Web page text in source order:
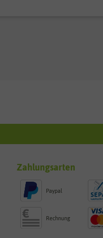
Zahlungsarten
Paypal
Rechnung